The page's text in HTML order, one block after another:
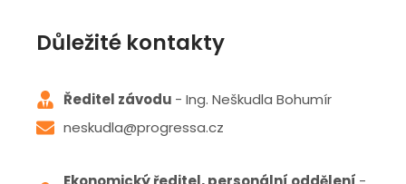
Důležité kontakty
Ředitel závodu - Ing. Neškudla Bohumír
neskudla@progressa.cz